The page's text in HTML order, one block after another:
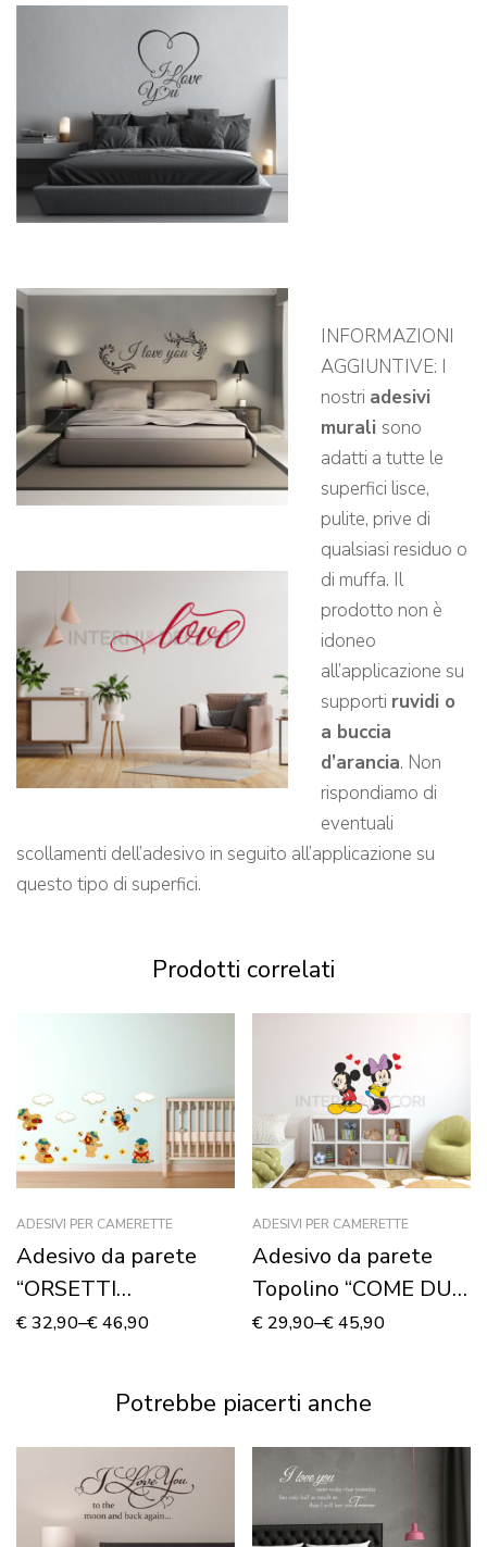
INFORMAZIONI
AGGIUNTIVE: I
nostri adesivi
murali sono
adatti a tutte le
superfici lisce,
pulite, prive di
qualsiasi residuo o
di muffa. Il
prodotto non è
idoneo
all’applicazione su
supporti ruvidi o
a buccia
d’arancia. Non
rispondiamo di
eventuali
scollamenti dell’adesivo in seguito all’applicazione su
questo tipo di superfici.
Prodotti correlati
ADESIVI PER CAMERETTE
Adesivo da parete
“ORSETTI
DIVERTENTI” –
€32,90–€46,90
ADESIVI PER CAMERETTE
Adesivo da parete
Topolino “COME DUE
INNAMORATI” –
€ 29,90–€45,90
Potrebbe piacerti anche